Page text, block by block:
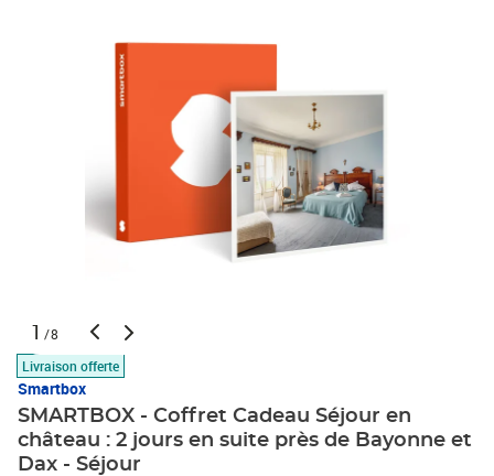
1 /8
Livraison offerte
Smartbox
SMARTBOX - Coffret Cadeau Séjour en
château : 2 jours en suite près de Bayonne et
Dax - Séjour